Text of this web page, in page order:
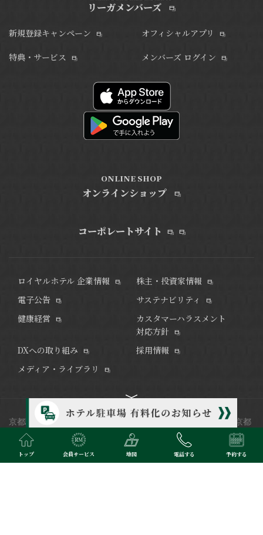
リーガメンバーズ
新規登録キャンペーン
特典・サービス
オフィシャルアプリ
メンバーズ ログイン
ONLINE SHOP
オンラインショップ
コーポレートサイト
ロイヤルホテル 企業情報
株主・投資家情報
電子公告
サステナビリティ
健康経営
カスタマーハラスメント
対応方針
DXへの取り組み
採用情報
メディア・ライブラリ
京都駅より徒歩7分、伝統と格式のあるリーガロイヤルホテル京都
は2016年9月リニューアルオープン。
日本唯一の回転展望フレンチ
レストランなど和洋中多彩なレストラン、ご宴会やブライダルな
どで、ご利用いただけます。
トップ 会員サービス 地図 電話する 予約する